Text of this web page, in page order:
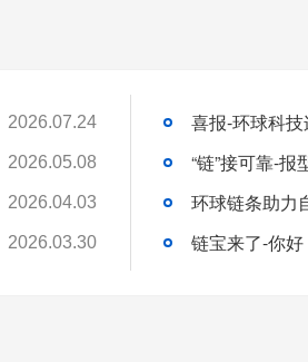
2026.07.24
2026.05.08
2026.04.03
2026.03.30
“链”接可靠-
环球链条助力
链宝来了-你